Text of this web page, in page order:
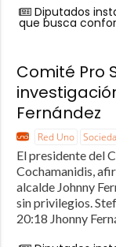
Diputados
que busca
Comité Pro
Fernández
Red Uno
El presidente del
Cochamanidis,
alcalde Johnny
sin privilegios.
20:18 Jhonny